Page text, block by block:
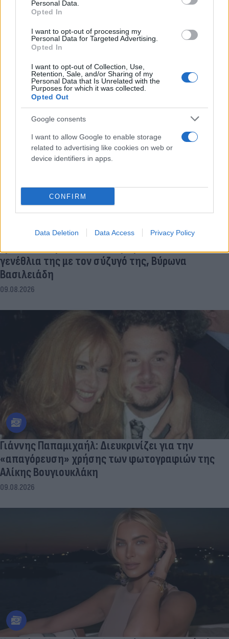
Personal Data.
Opted In
I want to opt-out of processing my
Personal Data for Targeted Advertising.
Opted In
I want to opt-out of Collection, Use,
Retention, Sale, and/or Sharing of my
Personal Data that Is Unrelated with the
Purposes for which it was collected.
Opted Out
Google consents
I want to allow Google to enable storage
related to advertising like cookies on web or
device identifiers in apps.
CONFIRM
Data Deletion Data Access Privacy Policy
Οδήγηση με σαγιονάρες: Επιτρέπεται τελικά ή
κινδυνεύεις με πρόστιμο;
09.08.2026
Εριέττα Κούρκουλου: Πώς γιόρτασε τα 33α
γενέθλια της με τον σύζυγό της, Βύρωνα
Βασιλειάδη
09.08.2026
Γιάννης Παπαμιχαήλ: Διευκρινίζει για την
«απαγόρευση» χρήσης των φωτογραφιών της
Αλίκης Βουγιουκλάκη
09.08.2026